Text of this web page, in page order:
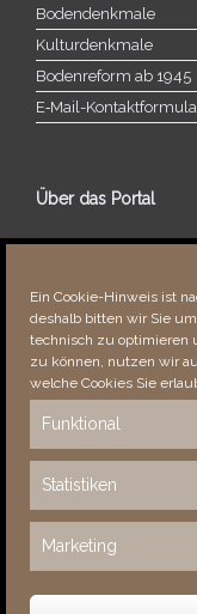
Ein Cookie-Hinweis ist
deshalb bitten wir Sie
technisch zu optimieren
zu können, nutzen wir
welche Cookies Sie
Funktional
Statistiken
Marketing
Bodendenkmale
Kulturdenkmale
Bodenreform ab 1945
E‑Mail-​​
Über das Portal
Über dieses Portal
Fehler bemerkt?
Besucher seit 08/​
This Week